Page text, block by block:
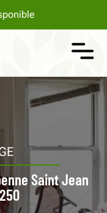
Saint Jean